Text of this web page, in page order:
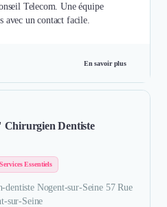
Telecom. Une équipe
avec un contact facile.
En savoir plus
Dentiste
Essentiels
Nogent-sur-Seine 57 Rue
sur-Seine